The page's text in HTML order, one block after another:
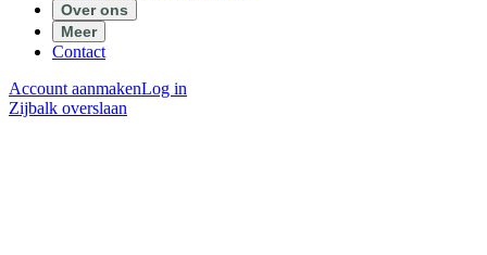
Over ons
Meer
Contact
Account aanmakenLog in
Zijbalk overslaan